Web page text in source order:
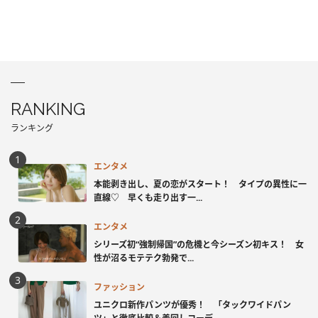
RANKING
ランキング
エンタメ
本能剥き出し、夏の恋がスタート！ タイプの異性に一
直線♡ 早くも走り出す一...
エンタメ
シリーズ初“強制帰国”の危機と今シーズン初キス！ 女
性が沼るモテテク勃発で...
ファッション
ユニクロ新作パンツが優秀！ 「タックワイドパン